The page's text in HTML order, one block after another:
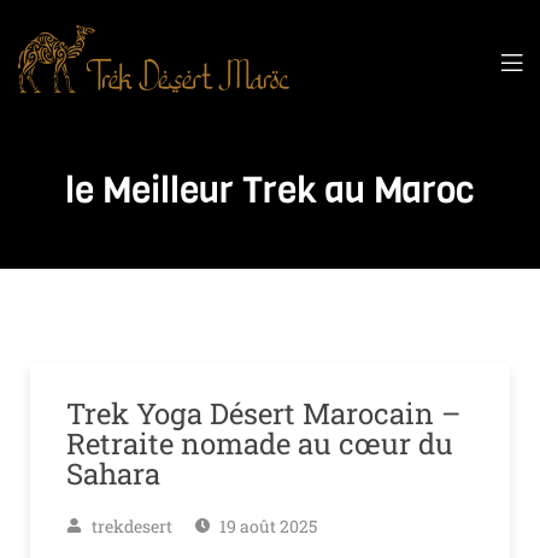
le Meilleur Trek au Maroc
Trek Yoga Désert Marocain –
Retraite nomade au cœur du
Sahara
trekdesert 19 août 2025